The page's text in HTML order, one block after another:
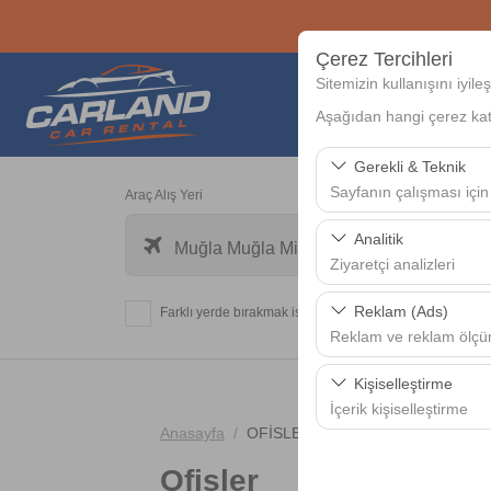
Çerez Tercihleri
Sitemizin kullanışını
Aşağıdan hangi çerez
Gerekli & Teknik
Sayfanın çalışması
Bu çerezler sitenin
bırakılamaz.
Analitik
Ziyaretçi analizleri
Bu çerezler, sitemizin
analiz etmemizi
kullanılır.
Reklam (Ads)
Reklam ve reklam
Bu çerezler, size ilgi
etkinliğini (gösterim
Kişiselleştirme
İçerik kişiselleştirme
deneyiminizin
Araç Alış Yeri
Muğla Muğla Milas-Bodrum Havalimanı -
Farklı yerde bırakmak istiyorum
Anasayfa OFİSLER
Ofisler